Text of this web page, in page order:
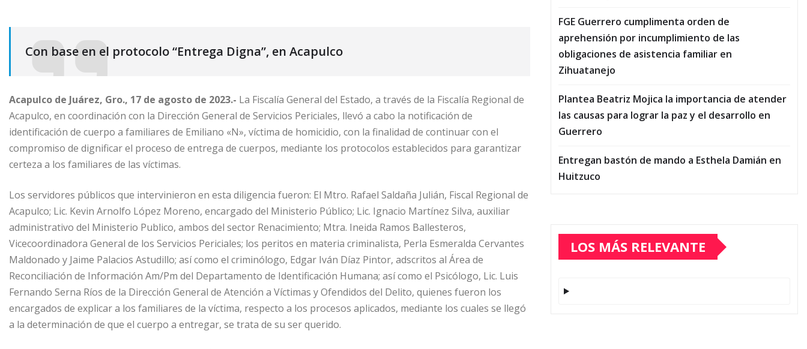
Con base en el protocolo “Entrega Digna”, en Acapulco
Acapulco de Juárez, Gro., 17 de agosto de 2023.- La Fiscalía General del Estado, a través de la Fiscalía Regional de
Acapulco, en coordinación con la Dirección General de Servicios Periciales, llevó a cabo la notificación de
identificación de cuerpo a familiares de Emiliano «N», víctima de homicidio, con la finalidad de continuar con el
compromiso de dignificar el proceso de entrega de cuerpos, mediante los protocolos establecidos para garantizar
certeza a los familiares de las víctimas.
Los servidores públicos que intervinieron en esta diligencia fueron: El Mtro. Rafael Saldaña Julián, Fiscal Regional de
Acapulco; Lic. Kevin Arnolfo López Moreno, encargado del Ministerio Público; Lic. Ignacio Martínez Silva, auxiliar
administrativo del Ministerio Publico, ambos del sector Renacimiento; Mtra. Ineida Ramos Ballesteros,
Vicecoordinadora General de los Servicios Periciales; los peritos en materia criminalista, Perla Esmeralda Cervantes
Maldonado y Jaime Palacios Astudillo; así como el criminólogo, Edgar Iván Díaz Pintor, adscritos al Área de
Reconciliación de Información Am/Pm del Departamento de Identificación Humana; así como el Psicólogo, Lic. Luis
Fernando Serna Ríos de la Dirección General de Atención a Víctimas y Ofendidos del Delito, quienes fueron los
encargados de explicar a los familiares de la víctima, respecto a los procesos aplicados, mediante los cuales se llegó
a la determinación de que el cuerpo a entregar, se trata de su ser querido.
FGE Guerrero cumplimenta orden de
aprehensión por incumplimiento de las
obligaciones de asistencia familiar en
Zihuatanejo
Plantea Beatriz Mojica la importancia de atender
las causas para lograr la paz y el desarrollo en
Guerrero
Entregan bastón de mando a Esthela Damián en
Huitzuco
LOS MÁS RELEVANTE